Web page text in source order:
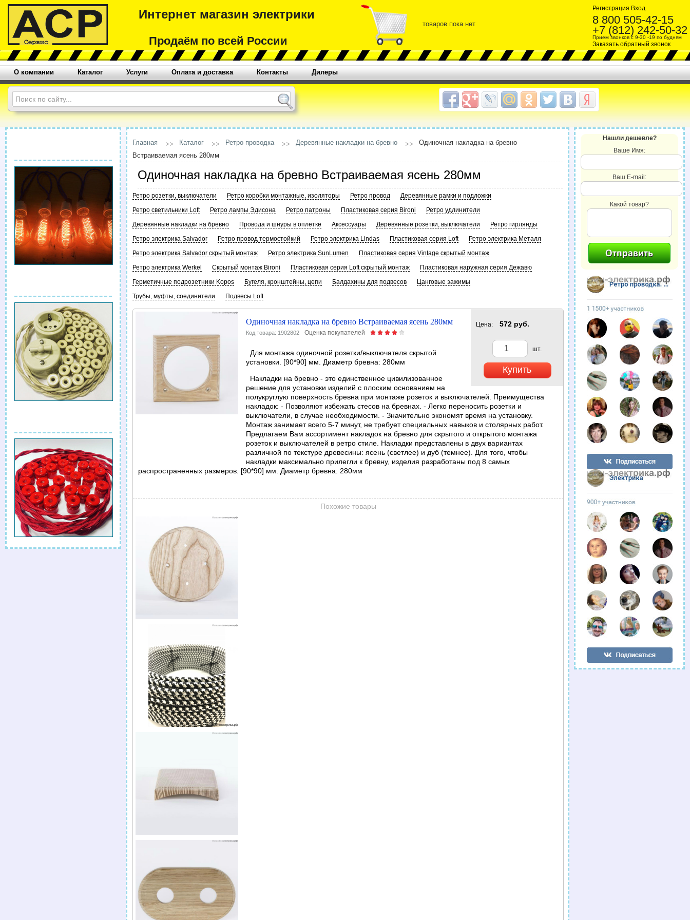
Интернет магазин электрики
Продаём по всей России
Регистрация Вход
8 800 505-42-15
+7 (812) 242-50-32
Прием звонков с 9-30 -19 по будням
Заказать обратный звонок
товаров пока нет
О компании Каталог Услуги Оплата и доставка Контакты Дилеры
Нашли дешевле?
Ваше Имя:
Ваш E-mail:
Какой товар?
Главная Каталог Ретро проводка Деревянные накладки на бревно
Одиночная накладка на бревно
Встраиваемая ясень 280мм
Одиночная накладка на бревно Встраиваемая ясень 280мм
Ретро розетки, выключатели Ретро коробки монтажные, изоляторы Ретро провод
Деревянные рамки и подложки
Ретро светильники Loft
Ретро лампы Эдисона Ретро патроны Пластиковая серия Bironi
Ретро удлинители
Деревянные накладки на бревно
Провода и шнуры в оплетке Аксессуары Деревянные розетки, выключатели
Ретро гирлянды
Ретро электрика Salvador
Ретро провод термостойкий Ретро электрика Lindas Пластиковая серия Loft
Ретро электрика Металл
Ретро электрика Salvador скрытый монтаж
Ретро электрика SunLumen
Пластиковая серия Vintage скрытый монтаж
Ретро электрика Werkel
Скрытый монтаж Bironi Пластиковая серия Loft скрытый монтаж
Пластиковая наружная серия Дежавю
Герметичные подрозетники Kopos
Бугеля, кронштейны, цепи Балдахины для подвесов
Цанговые зажимы
Трубы, муфты, соединители
Подвесы Loft
Цена: 572 руб.
шт.
Одиночная накладка на бревно Встраиваемая ясень 280мм
Код товара: 1902802 Оценка покупателей
Для монтажа одиночной розетки/выключателя скрытой
установки. [90*90] мм. Диаметр бревна: 280мм
Накладки на бревно - это единственное цивилизованное
решение для установки изделий с плоским основанием на
полукруглую поверхность бревна при монтаже розеток и выключателей. Преимущества
накладок: - Позволяют избежать стесов на бревнах. - Легко переносить розетки и
выключатели, в случае необходимости. - Значительно экономят время на установку.
Монтаж занимает всего 5-7 минут, не требует специальных навыков и столярных работ.
Предлагаем Вам ассортимент накладок на бревно для скрытого и открытого монтажа
розеток и выключателей в ретро стиле. Накладки представлены в двух вариантах
различной по текстуре древесины: ясень (светлее) и дуб (темнее). Для того, чтобы
накладки максимально прилегли к бревну, изделия разработаны под 8 самых
распространенных размеров. [90*90] мм. Диаметр бревна: 280мм
Похожие товары